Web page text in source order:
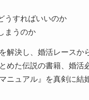
うすればいいのか
まうのか
解決し、婚活レースか
めた伝説の書籍、婚活
ニュアル』を真剣に結